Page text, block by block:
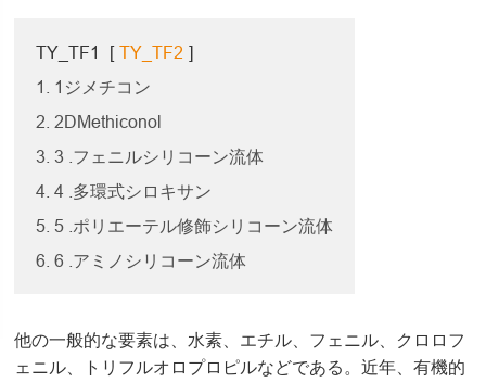
TY_TF1 [ TY_TF2 ]
1. 1ジメチコン
2. 2DMethiconol
3. 3 .フェニルシリコーン流体
4. 4 .多環式シロキサン
5. 5 .ポリエーテル修飾シリコーン流体
6. 6 .アミノシリコーン流体
他の一般的な要素は、水素、エチル、フェニル、クロロフ
ェニル、トリフルオロプロピルなどである。近年、有機的